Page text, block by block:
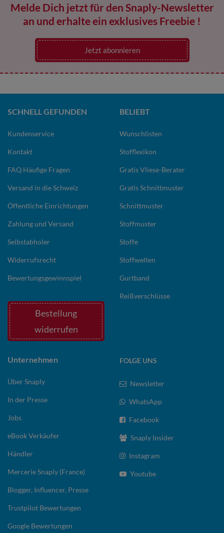
Melde Dich jetzt für den Snaply-Newsletter
an und erhalte ein exklusives Freebie !
Jetzt abonnieren
SCHNELL GEFUNDEN
Kundenservice
Kontakt
FAQ Häufige Fragen
Versand in die Schweiz
Öffentliche Einrichtungen
Zahlung und Versand
Selbstabholer
Widerrufsrecht
Bewertungsgewinnspiel
Bestellung
widerrufen
BELIEBT
Wunschlisten
Stofflexikon
Gratis Vliese-Berater
Gratis Schnittmuster
Schnittmuster
Stoffmuster
Stoffe
Stoffwelten
Gurtband
Reißverschlüsse
Unternehmen
Über Snaply
In der Presse
Jobs
eBook Verkäufer
Händler
Mercerie Snaply (France)
Blogger, Influencer, Presse
Trustpilot Bewertungen
Google Bewertungen
FOLGE UNS
Newsletter
WhatsApp
Facebook
Snaply Insider
Instagram
Youtube